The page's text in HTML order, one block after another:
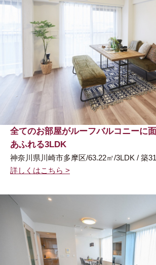
全てのお部屋がルーフバルコニーに
あふれる3LDK
神奈川県川崎市多摩区/63.22㎡/3LDK / 築
詳しくはこちら >